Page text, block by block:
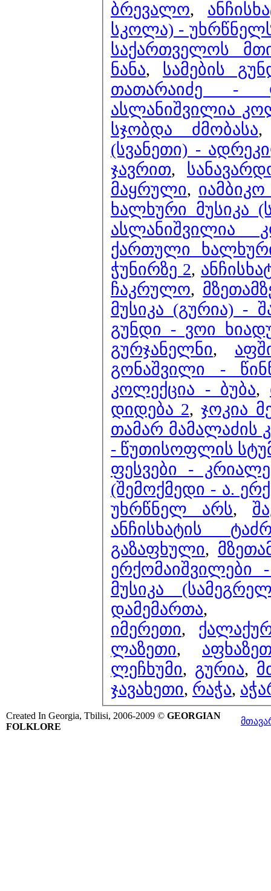
ბრევალო,
სკოლა) -
საქართველოს
ნანა, სამების
თათარაიძე -
ასლანიშვილია
სჯობდა ძმობასა
(სვანეთი) -
ჯავრით,
მაყრული,
ხალხური მუსიკა
ქართული
ჭუნირზე 2,
ჩაკრულო,
მუსიკა (გურია) -
გუნდი - ვოი
გურჯანელნი,
გონაშვილი -
კოლექცია - ბუბა,
დიდება 2, ჯოკია
თამარ მამალაძის
- წუთისოფლის
ფესვები -
(შემოქმედი - ა.
უხრწნელ არს,
ანჩისხატის
გაზაფხული,
მუსიკა
დამემართა,
იმერეთი,
ლაზეთი,
ლეჩხუმი, გურია,
ჯავახეთი, რაჭა,
Created In Georgia, Tbilisi, 2006-2009 © GEORGIAN
FOLKLORE